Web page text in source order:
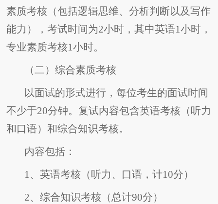
素质考核（包括逻辑思维、分析判断以及写作
能力），考试时间为2小时，其中英语1小时，
专业素质考核1小时。
（二）综合素质考核
以面试的形式进行，每位考生的面试时间
不少于20分钟。复试内容包含英语考核（听力
和口语）和综合知识考核。
内容包括：
1、英语考核（听力、口语，计10分）
2、综合知识考核（总计90分）